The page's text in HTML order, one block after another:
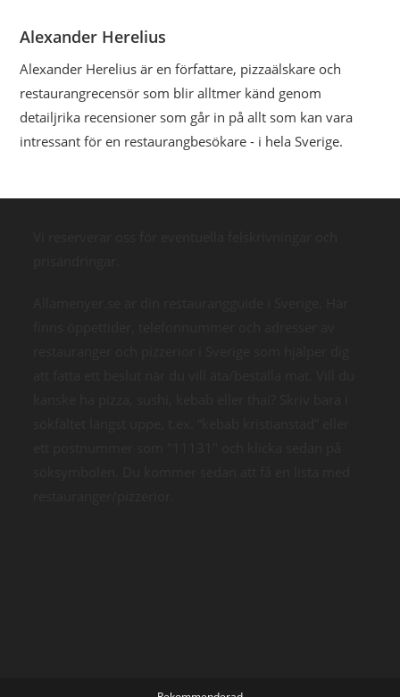
Alexander Herelius
Alexander Herelius är en författare, pizzaälskare och
restaurangrecensör som blir alltmer känd genom
detailjrika recensioner som går in på allt som kan vara
intressant för en restaurangbesökare - i hela Sverige.